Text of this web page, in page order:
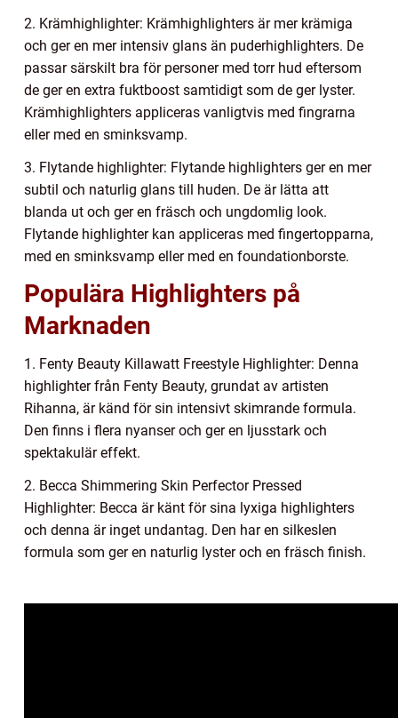
2. Krämhighlighter: Krämhighlighters är mer krämiga
och ger en mer intensiv glans än puderhighlighters. De
passar särskilt bra för personer med torr hud eftersom
de ger en extra fuktboost samtidigt som de ger lyster.
Krämhighlighters appliceras vanligtvis med fingrarna
eller med en sminksvamp.
3. Flytande highlighter: Flytande highlighters ger en mer
subtil och naturlig glans till huden. De är lätta att
blanda ut och ger en fräsch och ungdomlig look.
Flytande highlighter kan appliceras med fingertopparna,
med en sminksvamp eller med en foundationborste.
Populära Highlighters på
Marknaden
1. Fenty Beauty Killawatt Freestyle Highlighter: Denna
highlighter från Fenty Beauty, grundat av artisten
Rihanna, är känd för sin intensivt skimrande formula.
Den finns i flera nyanser och ger en ljusstark och
spektakulär effekt.
2. Becca Shimmering Skin Perfector Pressed
Highlighter: Becca är känt för sina lyxiga highlighters
och denna är inget undantag. Den har en silkeslen
formula som ger en naturlig lyster och en fräsch finish.